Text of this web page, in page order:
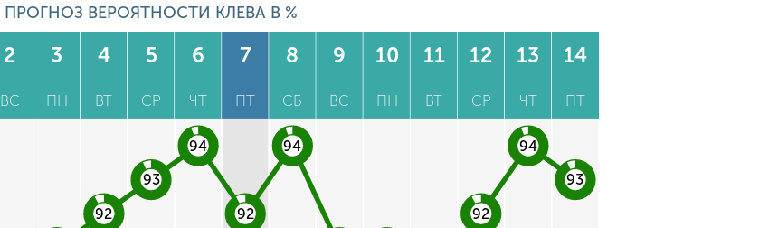
ПРОГНОЗ ВЕРОЯТНОСТИ КЛЕВА В %
2
ВС
3
ПН
4
ВТ
5
СР
6
ЧТ
7
ПТ
8
СБ
9
ВС
10
ПН
11
ВТ
12
СР
13
ЧТ
14
ПТ
92
93
94
92
94
92
94
93